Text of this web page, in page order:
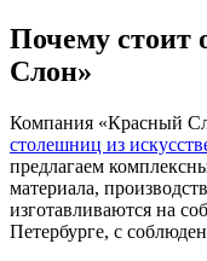
Почему стоит
Слон»
Компания «Красный
столешниц из
предлагаем
материала,
изготавливаются на
Петербурге, с